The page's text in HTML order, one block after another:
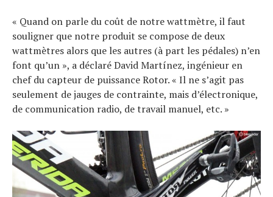
« Quand on parle du coût de notre wattmètre, il faut
souligner que notre produit se compose de deux
wattmètres alors que les autres (à part les pédales) n’en
font qu’un », a déclaré David Martínez, ingénieur en
chef du capteur de puissance Rotor. « Il ne s’agit pas
seulement de jauges de contrainte, mais d’électronique,
de communication radio, de travail manuel, etc. »